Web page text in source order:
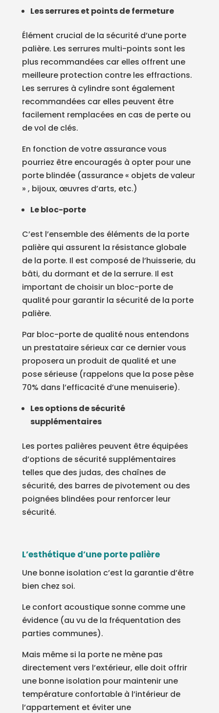
Les serrures et points de fermeture
Élément crucial de la sécurité d’une porte
palière. Les serrures multi-points sont les
plus recommandées car elles offrent une
meilleure protection contre les effractions.
Les serrures à cylindre sont également
recommandées car elles peuvent être
facilement remplacées en cas de perte ou
de vol de clés.
En fonction de votre assurance vous
pourriez être encouragés à opter pour une
porte blindée (assurance « objets de valeur
» , bijoux, œuvres d’arts, etc.)
Le bloc-porte
C’est l’ensemble des éléments de la porte
palière qui assurent la résistance globale
de la porte. Il est composé de l’huisserie, du
bâti, du dormant et de la serrure. Il est
important de choisir un bloc-porte de
qualité pour garantir la sécurité de la porte
palière.
Par bloc-porte de qualité nous entendons
un prestataire sérieux car ce dernier vous
proposera un produit de qualité et une
pose sérieuse (rappelons que la pose pèse
70% dans l’efficacité d’une menuiserie).
Les options de sécurité
supplémentaires
Les portes palières peuvent être équipées
d’options de sécurité supplémentaires
telles que des judas, des chaînes de
sécurité, des barres de pivotement ou des
poignées blindées pour renforcer leur
sécurité.
L’esthétique d’une porte palière
Une bonne isolation c’est la garantie d’être
bien chez soi.
Le confort acoustique sonne comme une
évidence (au vu de la fréquentation des
parties communes).
Mais même si la porte ne mène pas
directement vers l’extérieur, elle doit offrir
une bonne isolation pour maintenir une
température confortable à l’intérieur de
l’appartement et éviter une